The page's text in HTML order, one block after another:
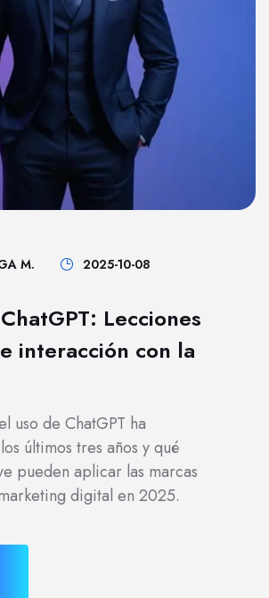
M.
2025-10-08
Lecciones
interacción con la
uso de ChatGPT ha
últimos tres años y qué
pueden aplicar las marcas
digital en 2025.